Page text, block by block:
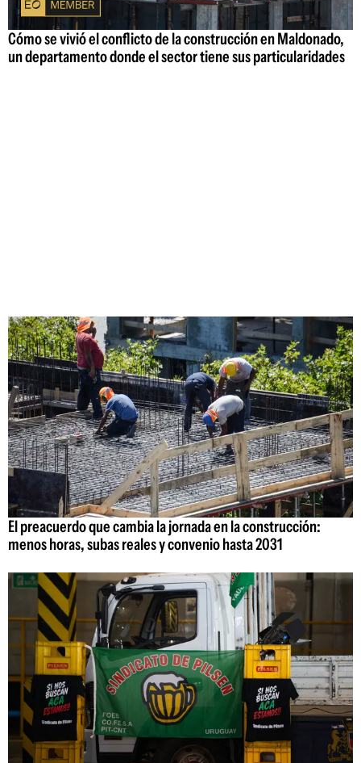
Cómo se vivió el conflicto de la construcción en Maldonado,
un departamento donde el sector tiene sus particularidades
El preacuerdo que cambia la jornada en la construcción:
menos horas, subas reales y convenio hasta 2031